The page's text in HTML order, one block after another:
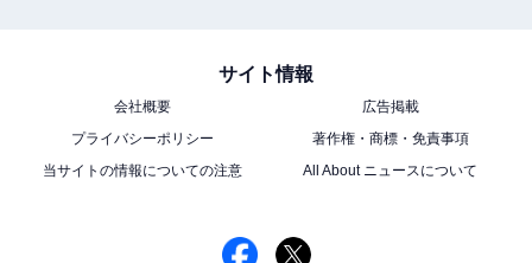
サイト情報
会社概要
広告掲載
プライバシーポリシー
著作権・商標・免責事項
当サイトの情報についての注意
All About ニュースについて